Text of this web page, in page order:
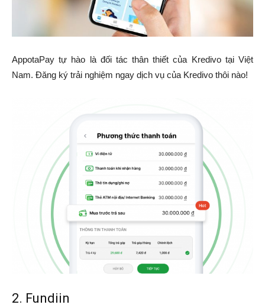
AppotaPay tự hào là đối tác thân thiết của Kredivo tại Việt
Nam. Đăng ký trải nghiệm ngay dịch vụ của Kredivo thôi nào!
2. Fundiin